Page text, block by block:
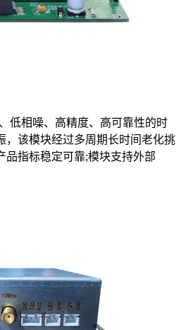
低相噪、高精度、高可靠性的时
，该模块经过多周期长时间老化挑
品指标稳定可靠;模块支持外部